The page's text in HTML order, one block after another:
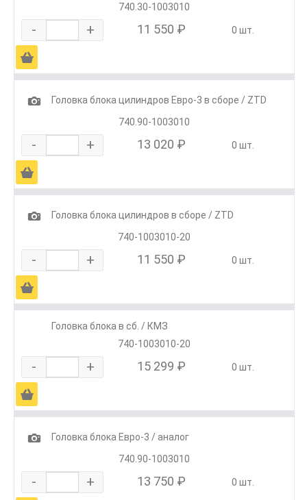
740.30-1003010
- + 11 550 ₽ 0 шт.
Ä
1
Головка блока цилиндров Евро-3 в сборе / ZTD
740.90-1003010
- + 13 020 ₽ 0 шт.
Ä
1
Головка блока цилиндров в сборе / ZTD
740-1003010-20
- + 11 550 ₽ 0 шт.
Ä
Головка блока в сб. / КМЗ
740-1003010-20
- + 15 299 ₽ 0 шт.
Ä
1
Головка блока Евро-3 / аналог
740.90-1003010
- + 13 750 ₽ 0 шт.